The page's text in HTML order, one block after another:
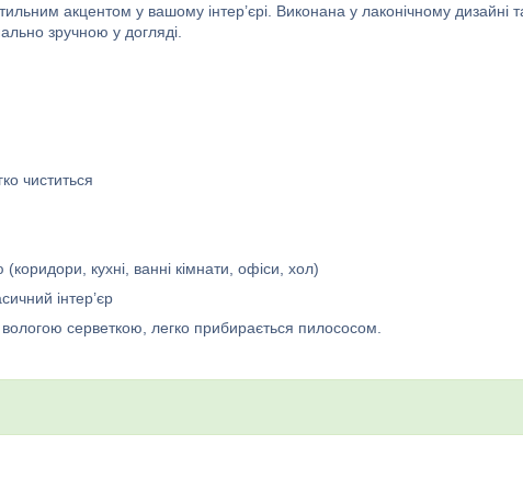
акцентом у вашому інтер’єрі. Виконана у лаконічному дизайні
зручною у догляді.
чиститься
кухні, ванні кімнати, офіси, хол)
інтер’єр
серветкою, легко прибирається пилососом.